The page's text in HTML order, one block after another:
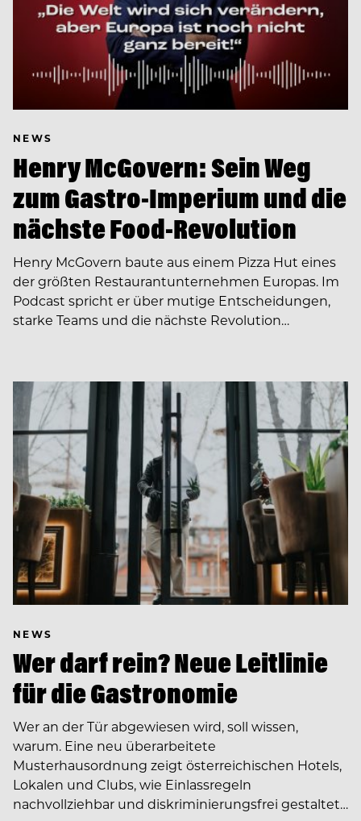
NEWS
Henry McGovern: Sein Weg
zum Gastro-Imperium und die
nächste Food-Revolution
Henry McGovern baute aus einem Pizza Hut eines
der größten Restaurantunternehmen Europas. Im
Podcast spricht er über mutige Entscheidungen,
starke Teams und die nächste Revolution…
NEWS
Wer darf rein? Neue Leitlinie
für die Gastronomie
Wer an der Tür abgewiesen wird, soll wissen,
warum. Eine neu überarbeitete
Musterhausordnung zeigt österreichischen Hotels,
Lokalen und Clubs, wie Einlassregeln
nachvollziehbar und diskriminierungsfrei gestaltet…